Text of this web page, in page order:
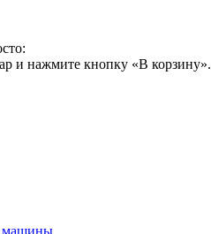
и нажмите кнопку «В корзину».